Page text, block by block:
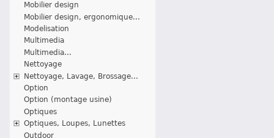
Mobilier design
Mobilier design, ergonomique...
Modelisation
Multimedia
Multimedia...
Nettoyage
Nettoyage, Lavage, Brossage...
Option
Option (montage usine)
Optiques
Optiques, Loupes, Lunettes
Outdoor